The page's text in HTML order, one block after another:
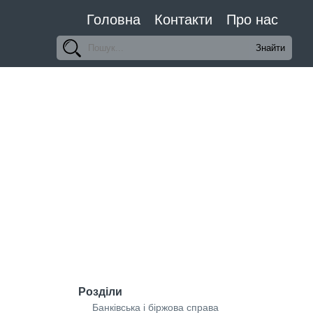
Головна Контакти Про нас
Розділи
Банківська і біржова справа